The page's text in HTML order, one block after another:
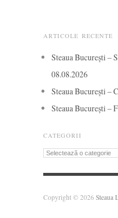
ARTICOLE RECENTE
Steaua București –
08.08.2026
Steaua București –
Steaua București –
CATEGORII
Categorii
Copyright © 2026 Steaua